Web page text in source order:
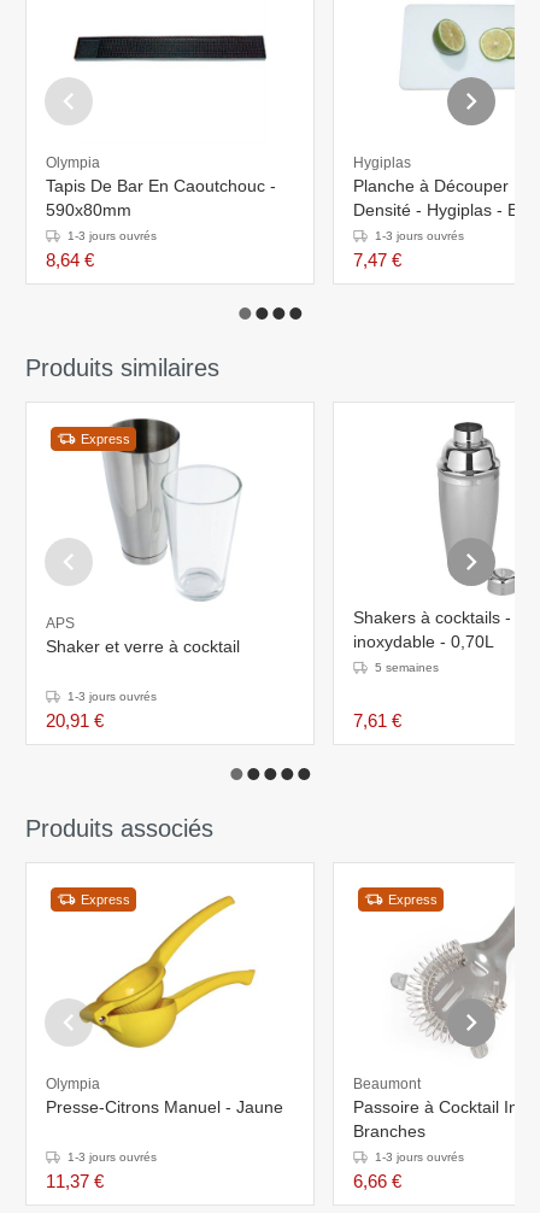
Olympia
Tapis De Bar En Caoutchouc -
590x80mm
1-3 jours ouvrés
8,64 €
Hygiplas
Planche à Découper
Densité - Hygiplas -
152x254x6mm
1-3 jours ouvrés
7,47 €
Produits similaires
Express
APS
Shaker et verre à cocktail
1-3 jours ouvrés
20,91 €
Shakers à cocktails -
inoxydable - 0,70L
5 semaines
7,61 €
Produits associés
Express
Olympia
Presse-Citrons Manuel - Jaune
1-3 jours ouvrés
11,37 €
Express
Beaumont
Passoire à Cocktail
Branches
1-3 jours ouvrés
6,66 €